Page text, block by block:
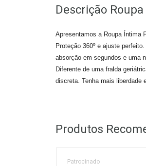
Descrição
Apresentamos a Roupa Íntima
Proteção 360º e ajuste
absorção em segundos e uma
Diferente de uma fralda
discreta. Tenha mais
Produtos
Patrocinado